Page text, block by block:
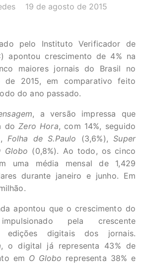
DATA:
19 de agosto de 2015
pelo Instituto Verificador de
apontou crescimento de 4% na
maiores jornais do Brasil no
de 2015, em comparativo feito
do ano passado.
, a versão impressa que
doZero Hora, com 14%, seguido
Folha de S.Paulo (3,6%),Super
Globo (0,8%). Ao todo, os cinco
uma média mensal de 1,429
durante janeiro e junho. Em
apontou que o crescimento do
pela crescente
edições digitais dos jornais.
, o digital já representa 43% de
em O Globo representa 38% e